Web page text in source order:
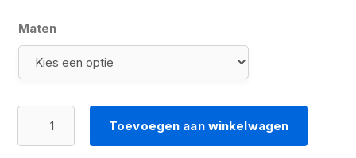
Maten
Toevoegen aan winkelwagen